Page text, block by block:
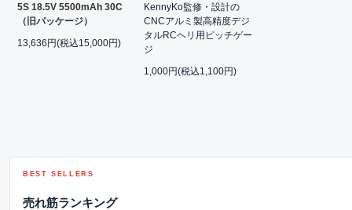
5S 18.5V 5500mAh 30C
（旧パッケージ）
13,636円(税込15,000円)
KennyKo監修・設計の
CNCアルミ製高精度デジ
タルRCヘリ用ピッチゲー
ジ
1,000円(税込1,100円)
BEST SELLERS
売れ筋ランキング